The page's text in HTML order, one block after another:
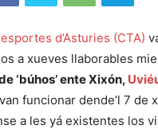
d’Asturies (CTA)
a xueves llaborables
‘búhos’ ente Xixón,
funcionar dende’l 7 de
a les yá existentes los